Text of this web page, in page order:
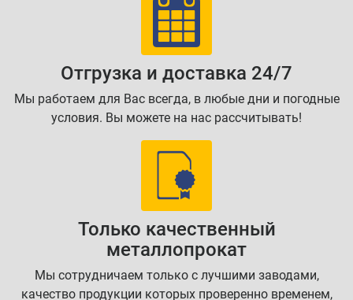
Отгрузка и доставка 24/7
Мы работаем для Вас всегда, в любые дни и погодные
условия. Вы можете на нас рассчитывать!
Только качественный
металлопрокат
Мы сотрудничаем только с лучшими заводами,
качество продукции которых проверенно временем,